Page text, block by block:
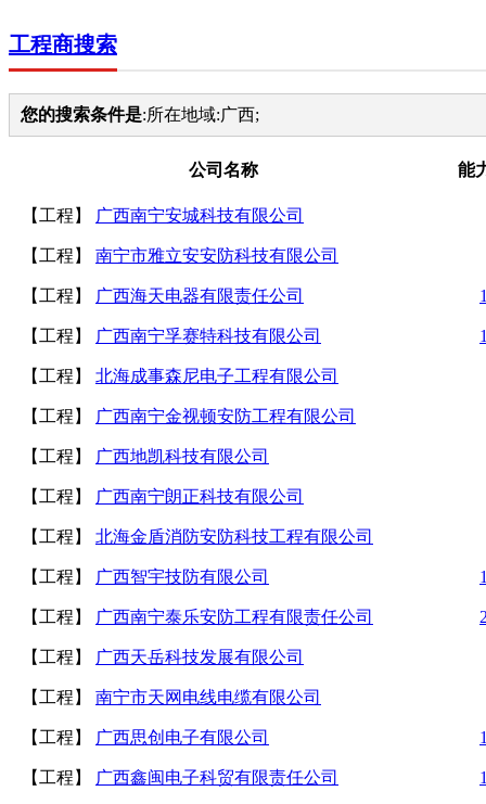
工程商搜索
您的搜索条件是:所在地域:广西;
公司名称 能
【工程】 广西南宁安城科技有限公司
【工程】 南宁市雅立安安防科技有限公司
【工程】 广西海天电器有限责任公司
【工程】 广西南宁孚赛特科技有限公司
【工程】 北海成事森尼电子工程有限公司
【工程】 广西南宁金视顿安防工程有限公司
【工程】 广西地凯科技有限公司
【工程】 广西南宁朗正科技有限公司
【工程】 北海金盾消防安防科技工程有限公司
【工程】 广西智宇技防有限公司
【工程】 广西南宁泰乐安防工程有限责任公司
【工程】 广西天岳科技发展有限公司
【工程】 南宁市天网电线电缆有限公司
【工程】 广西思创电子有限公司
【工程】 广西鑫闽电子科贸有限责任公司